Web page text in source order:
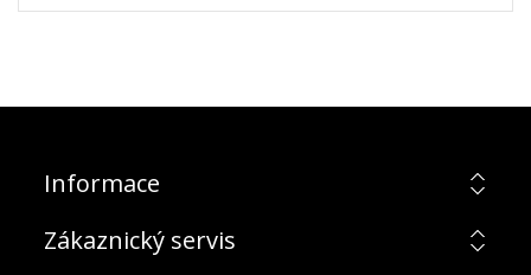
Informace
Zákaznický servis